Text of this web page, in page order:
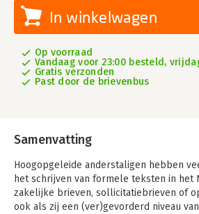
In winkelwagen
Op voorraad
Vandaag voor 23:00 besteld,
Gratis verzonden
Past door de brievenbus
Samenvatting
Hoogopgeleide anderstaligen hebben
het schrijven van formele teksten in het
zakelijke brieven, sollicitatiebrieven of
ook als zij een (ver)gevorderd niveau